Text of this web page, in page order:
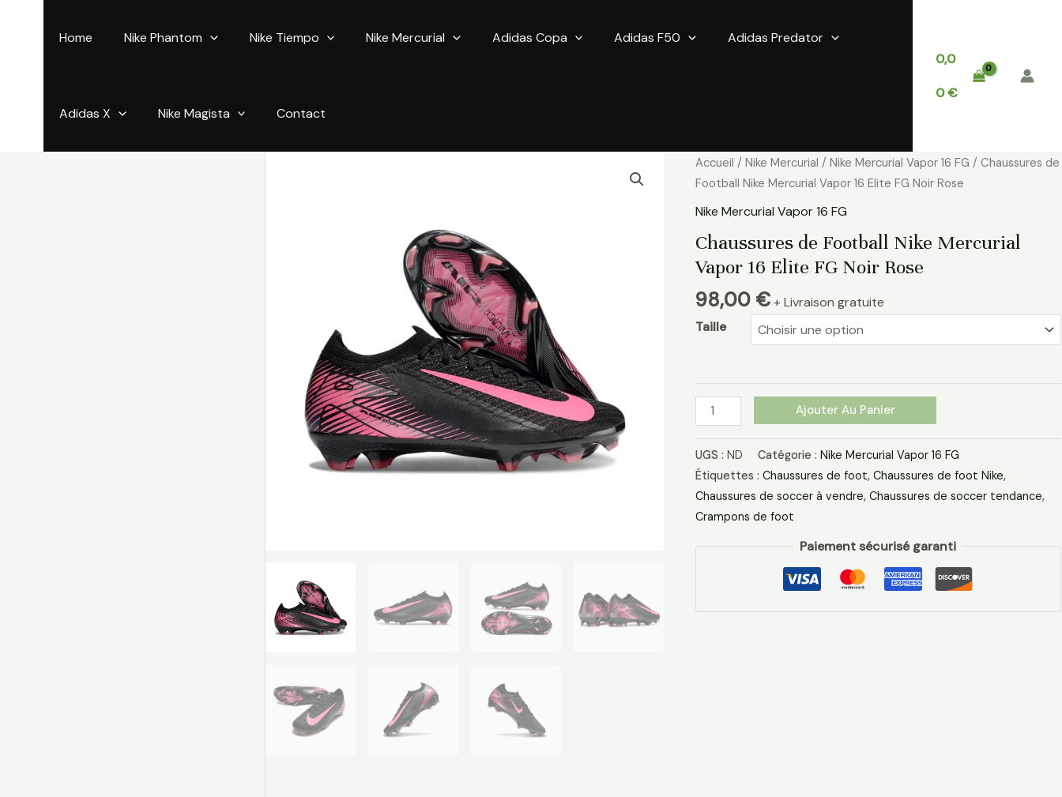
Home Nike Phantom Nike Tiempo Nike Mercurial Adidas Copa Adidas F50 Adidas Predator
Adidas X Nike Magista Contact
0,0
0€
Accueil / Nike Mercurial / Nike Mercurial Vapor 16 FG / Chaussures de
Football Nike Mercurial Vapor 16 Elite FG Noir Rose
Nike Mercurial Vapor 16 FG
Chaussures de Football Nike Mercurial
Vapor 16 Elite FG Noir Rose
98,00 € + Livraison gratuite
Taille
quantité
de
Football
Nike
Vapor
16
Noir
Rose
Ajouter Au Panier
UGS : ND Catégorie : Nike Mercurial Vapor 16 FG
Étiquettes : Chaussures de foot, Chaussures de foot Nike,
Chaussures de soccer à vendre, Chaussures de soccer tendance,
Crampons de foot
Paiement sécurisé garanti